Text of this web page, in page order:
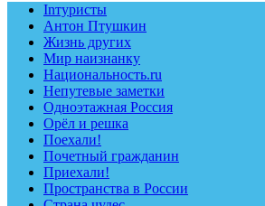
Inтуристы
Антон Птушкин
Жизнь других
Мир наизнанку
Национальность.ru
Непутевые заметки
Одноэтажная Россия
Орёл и решка
Поехали!
Почетный гражданин
Приехали!
Пространства в России